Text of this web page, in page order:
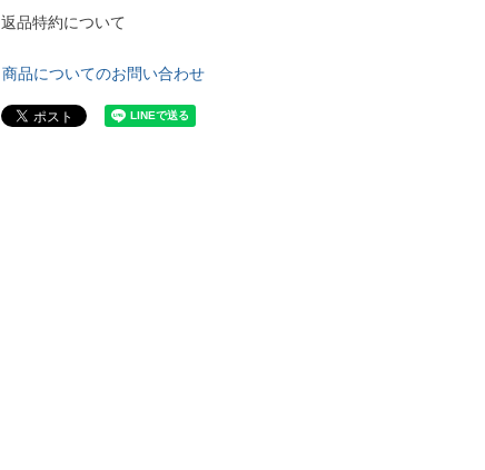
返品特約について
商品についてのお問い合わせ